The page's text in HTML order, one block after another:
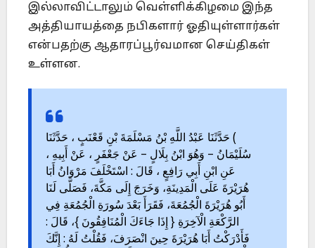
இல்லாவிட்டாலும் வெள்ளிக்கிழமை இந்த
அத்தியாயத்தை நபிகளார் ஓதியுள்ளார்கள்
என்பதற்கு ஆதாரப்பூர்வமான செய்திகள்
உள்ளன.
) حَدَّثَنَا عَبْدُ اللَّهِ بْنُ مَسْلَمَةَ بْنِ قَعْنَبٍ ، حَدَّثَنَا
سُلَيْمَانُ – وَهُوَ ابْنُ بِلَالٍ – عَنْ جَعْفَرٍ ، عَنْ أَبِيهِ ،
عَنِ ابْنِ أَبِي رَافِعٍ ، قَالَ : اسْتَخْلَفَ مَرْوَانُ أَبَا
هُرَيْرَةَ عَلَى الْمَدِينَةِ، وَخَرَجَ إِلَى مَكَّةَ، فَصَلَّى لَنَا
أَبُو هُرَيْرَةَ الْجُمُعَةَ، فَقَرَأَ بَعْدَ سُورَةِ الْجُمُعَةِ فِي
الرَّكْعَةِ الْآخِرَةِ { إِذَا جَاءَكَ الْمُنَافِقُونَ }، قَالَ :
فَأَدْرَكْتُ أَبَا هُرَيْرَةَ حِينَ انْصَرَفَ، فَقُلْتُ لَهُ : إِنَّكَ